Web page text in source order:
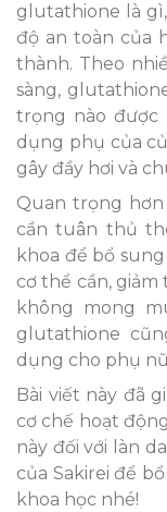
glutathione là
độ an toàn của
thành. Theo
sàng,
trọng nào được
dụng phụ của
gây đầy hơi và
Quan trọng
cần tuân thủ
khoa để bổ
cơ thể cần,
không mong
glutathione
dụng cho phụ
Bài viết này đã
cơ chế hoạt
này đối với làn
của Sakirei để
khoa học nhé!